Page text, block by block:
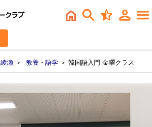
綾瀬 ＞ 教養・語学 ＞ 韓国語入門 金曜クラス